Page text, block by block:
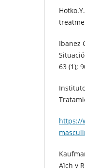
Ibanez
63 (1);
https://
Aïch y